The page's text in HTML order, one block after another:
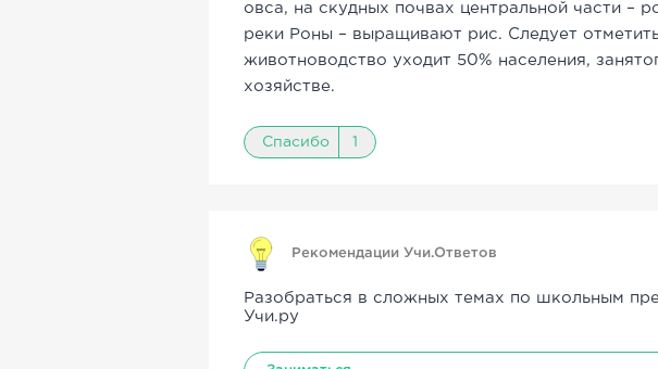
овса, на скудных почвах центральной части –
реки Роны – выращивают рис. Следует
животноводство уходит 50% населения,
хозяйстве.
Спасибо 1
Рекомендации Учи.Ответов
Разобраться в сложных темах по школьным
Учи.ру